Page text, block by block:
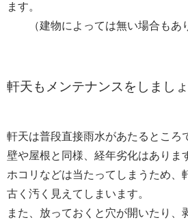
ます。
（建物によっては無い場合もあり
軒天もメンテナンスをしましょ
軒天は普段直接雨水があたるところ
壁や屋根と同様、経年劣化はありま
ホコリなどは当たってしまうため、
古く汚く見えてしまいます。
また、放っておくと穴が開いたり、